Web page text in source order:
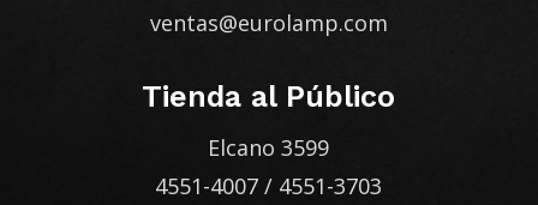
ventas@eurolamp.com
Tienda al Público
Elcano 3599
4551-4007 / 4551-3703